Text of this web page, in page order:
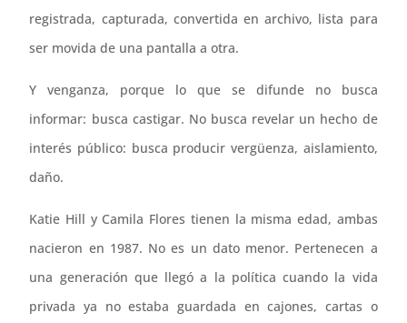
registrada, capturada, convertida en archivo, lista para
ser movida de una pantalla a otra.
Y venganza, porque lo que se difunde no busca
informar: busca castigar. No busca revelar un hecho de
interés público: busca producir vergüenza, aislamiento,
daño.
Katie Hill y Camila Flores tienen la misma edad, ambas
nacieron en 1987. No es un dato menor. Pertenecen a
una generación que llegó a la política cuando la vida
privada ya no estaba guardada en cajones, cartas o